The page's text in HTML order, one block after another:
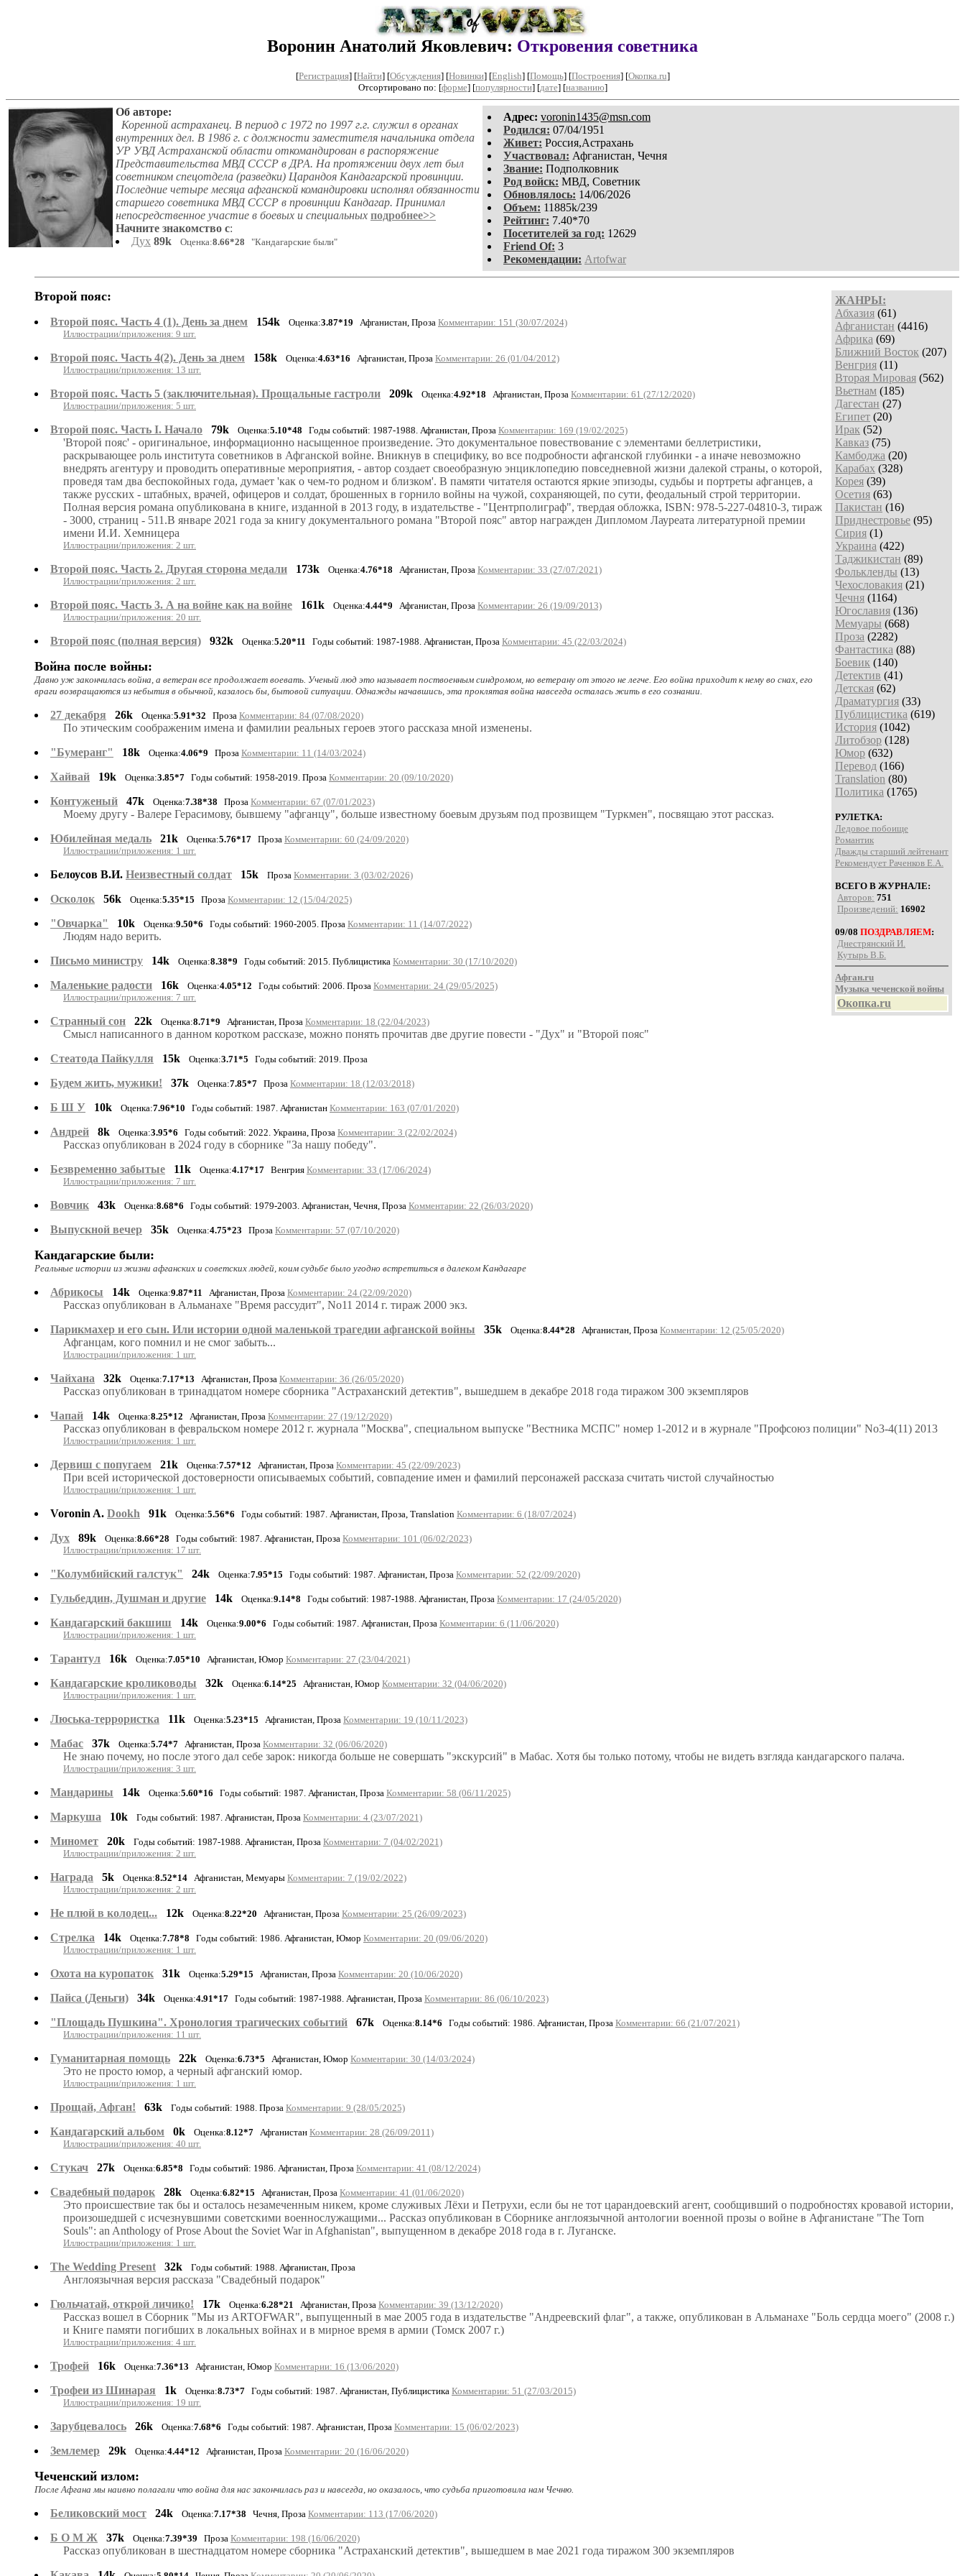
Воронин Анатолий Яковлевич: Откровения советника
[Регистрация] [Найти] [Обсуждения] [Новинки] [English] [Помощь] [Построения] [Окопка.ru]
Отсортировано по: [форме] [популярности] [дате] [названию]
Aдpeс: voronin1435@msn.com
Родился: 07/04/1951
Живет: Россия,Астрахань
Участвовал: Афганистан, Чечня
Звание: Подполковник
Род войск: МВД, Советник
Обновлялось: 14/06/2026
Объем: 11885k/239
Рейтинг: 7.40*70
Посетителей за год: 12629
Friend Of: 3
Рекомендации: Artofwar
Об авторе:
Коренной астраханец. В период с 1972 по 1997 г.г. служил в органах
внутренних дел. В 1986 г. с должности заместителя начальника отдела
УР УВД Астраханской области откомандирован в распоряжение
Представительства МВД СССР в ДРА. На протяжении двух лет был
советником спецотдела (разведки) Царандоя Кандагарской провинции.
Последние четыре месяца афганской командировки исполнял обязанности
старшего советника МВД СССР в провинции Кандагар. Принимал
непосредственное участие в боевых и специальных подробнее>>
Начните знакомство с:
Дух 89k Оценка:8.66*28 "Кандагарские были"
ЖАНРЫ:
Абхазия (61)
Афганистан (4416)
Африка (69)
Ближний Восток (207)
Венгрия (11)
Вторая Мировая (562)
Вьетнам (185)
Дагестан (27)
Египет (20)
Ирак (52)
Кавказ (75)
Камбоджа (20)
Карабах (328)
Корея (39)
Осетия (63)
Пакистан (16)
Приднестровье (95)
Сирия (1)
Украина (422)
Таджикистан (89)
Фолькленды (13)
Чехословакия (21)
Чечня (1164)
Югославия (136)
Мемуары (668)
Проза (2282)
Фантастика (88)
Боевик (140)
Детектив (41)
Детская (62)
Драматургия (33)
Публицистика (619)
История (1042)
Литобзор (128)
Юмор (632)
Перевод (166)
Translation (80)
Политика (1765)
РУЛЕТКА:
Ледовое побоище
Романтик
Дважды старший лейтенант
Рекомендует Раченков Е.А.
ВСЕГО В ЖУРНАЛЕ:
Авторов: 751
Произведений: 16902
09/08 ПОЗДРАВЛЯЕМ:
Днестрянский И.
Кутырь В.Б.
Афган.ru
Музыка чеченской войны
Окопка.ru
Второй пояс:
Второй пояс. Часть 4 (1). День за днем 154k Оценка:3.87*19 Афганистан, Проза Комментарии: 151 (30/07/2024)
Иллюстрации/приложения: 9 шт.
Второй пояс. Часть 4(2). День за днем 158k Оценка:4.63*16 Афганистан, Проза Комментарии: 26 (01/04/2012)
Иллюстрации/приложения: 13 шт.
Второй пояс. Часть 5 (заключительная). Прощальные гастроли 209k Оценка:4.92*18 Афганистан, Проза Комментарии: 61 (27/12/2020)
Иллюстрации/приложения: 5 шт.
Второй пояс. Часть I. Начало 79k Оценка:5.10*48 Годы событий: 1987-1988. Афганистан, Проза Комментарии: 169 (19/02/2025)
'Второй пояс' - оригинальное, информационно насыщенное произведение. Это документальное повествование с элементами беллетристики,
раскрывающее роль института советников в Афганской войне. Вникнув в специфику, во все подробности афганской глубинки - а иначе невозможно
внедрять агентуру и проводить оперативные мероприятия, - автор создает своеобразную энциклопедию повседневной жизни далекой страны, о которой,
проведя там два беспокойных года, думает 'как о чем-то родном и близком'. В памяти читателя остаются яркие эпизоды, судьбы и портреты афганцев, а
также русских - штабных, врачей, офицеров и солдат, брошенных в горнило войны на чужой, сохраняющей, по сути, феодальный строй территории.
Полная версия романа опубликована в книге, изданной в 2013 году, в издательстве - "Центрполиграф", твердая обложка, ISBN: 978-5-227-04810-3, тираж
- 3000, страниц - 511.В январе 2021 года за книгу документального романа "Второй пояс" автор награжден Дипломом Лауреата литературной премии
имени И.И. Хемницера
Иллюстрации/приложения: 2 шт.
Второй пояс. Часть 2. Другая сторона медали 173k Оценка:4.76*18 Афганистан, Проза Комментарии: 33 (27/07/2021)
Иллюстрации/приложения: 2 шт.
Второй пояс. Часть 3. А на войне как на войне 161k Оценка:4.44*9 Афганистан, Проза Комментарии: 26 (19/09/2013)
Иллюстрации/приложения: 20 шт.
Второй пояс (полная версия) 932k Оценка:5.20*11 Годы событий: 1987-1988. Афганистан, Проза Комментарии: 45 (22/03/2024)
Война после войны:
Давно уж закончилась война, а ветеран все продолжает воевать. Ученый люд это называет поствоенным синдромом, но ветерану от этого не легче. Его война приходит к нему во снах, его
враги возвращаются из небытия в обычной, казалось бы, бытовой ситуации. Однажды начавшись, эта проклятая война навсегда осталась жить в его сознании.
27 декабря 26k Оценка:5.91*32 Проза Комментарии: 84 (07/08/2020)
По этическим соображеним имена и фамилии реальных героев этого рассказа мной изменены.
"Бумеранг"
18k Оценка:4.06*9 Проза Комментарии: 11 (14/03/2024)
Хайвай 19k Оценка:3.85*7 Годы событий: 1958-2019. Проза Комментарии: 20 (09/10/2020)
Контуженый 47k Оценка:7.38*38 Проза Комментарии: 67 (07/01/2023)
Моему другу - Валере Герасимову, бывшему "афганцу", больше известному боевым друзьям под прозвищем "Туркмен", посвящаю этот рассказ.
Юбилейная медаль
21k Оценка:5.76*17 Проза Комментарии: 60 (24/09/2020)
Иллюстрации/приложения: 1 шт.
Белоусов В.И. Неизвестный солдат 15k Проза Комментарии: 3 (03/02/2026)
Осколок 56k Оценка:5.35*15 Проза Комментарии: 12 (15/04/2025)
"Овчарка" 10k Оценка:9.50*6 Годы событий: 1960-2005. Проза Комментарии: 11 (14/07/2022)
Людям надо верить.
Письмо министру
14k Оценка:8.38*9 Годы событий: 2015. Публицистика Комментарии: 30 (17/10/2020)
Маленькие радости 16k Оценка:4.05*12 Годы событий: 2006. Проза Комментарии: 24 (29/05/2025)
Иллюстрации/приложения: 7 шт.
Странный сон 22k Оценка:8.71*9 Афганистан, Проза Комментарии: 18 (22/04/2023)
Смысл написанного в данном коротком рассказе, можно понять прочитав две другие повести - "Дух" и "Второй пояс"
Стеатода Пайкулля
15k Оценка:3.71*5 Годы событий: 2019. Проза
Будем жить, мужики! 37k Оценка:7.85*7 Проза Комментарии: 18 (12/03/2018)
Б Ш У 10k Оценка:7.96*10 Годы событий: 1987. Афганистан Комментарии: 163 (07/01/2020)
Андрей 8k Оценка:3.95*6 Годы событий: 2022. Украина, Проза Комментарии: 3 (22/02/2024)
Рассказ опубликован в 2024 году в сборнике "За нашу победу".
Безвременно забытые
11k Оценка:4.17*17 Венгрия Комментарии: 33 (17/06/2024)
Иллюстрации/приложения: 7 шт.
Вовчик 43k Оценка:8.68*6 Годы событий: 1979-2003. Афганистан, Чечня, Проза Комментарии: 22 (26/03/2020)
Выпускной вечер 35k Оценка:4.75*23 Проза Комментарии: 57 (07/10/2020)
Кандагарские были:
Реальные истории из жизни афганских и советских людей, коим судьбе было угодно встретиться в далеком Кандагаре
Абрикосы 14k Оценка:9.87*11 Афганистан, Проза Комментарии: 24 (22/09/2020)
Рассказ опубликован в Альманахе "Время рассудит", No11 2014 г. тираж 2000 экз.
Парикмахер и его сын. Или истории одной маленькой трагедии афганской войны
35k Оценка:8.44*28 Афганистан, Проза Комментарии: 12 (25/05/2020)
Афганцам, кого помнил и не смог забыть...
Иллюстрации/приложения: 1 шт.
Чайхана 32k Оценка:7.17*13 Афганистан, Проза Комментарии: 36 (26/05/2020)
Рассказ опубликован в тринадцатом номере сборника "Астраханский детектив", вышедшем в декабре 2018 года тиражом 300 экземпляров
Чапай
14k Оценка:8.25*12 Афганистан, Проза Комментарии: 27 (19/12/2020)
Рассказ опубликован в февральском номере 2012 г. журнала "Москва", специальном выпуске "Вестника МСПС" номер 1-2012 и в журнале "Профсоюз полиции" No3-4(11) 2013
Иллюстрации/приложения: 1 шт.
Дервиш с попугаем 21k Оценка:7.57*12 Афганистан, Проза Комментарии: 45 (22/09/2023)
При всей исторической достоверности описываемых событий, совпадение имен и фамилий персонажей рассказа считать чистой случайностью
Иллюстрации/приложения: 1 шт.
Voronin A. Dookh 91k Оценка:5.56*6 Годы событий: 1987. Афганистан, Проза, Translation Комментарии: 6 (18/07/2024)
Дух 89k Оценка:8.66*28 Годы событий: 1987. Афганистан, Проза Комментарии: 101 (06/02/2023)
Иллюстрации/приложения: 17 шт.
"Колумбийский галстук" 24k Оценка:7.95*15 Годы событий: 1987. Афганистан, Проза Комментарии: 52 (22/09/2020)
Гульбеддин, Душман и другие 14k Оценка:9.14*8 Годы событий: 1987-1988. Афганистан, Проза Комментарии: 17 (24/05/2020)
Кандагарский бакшиш 14k Оценка:9.00*6 Годы событий: 1987. Афганистан, Проза Комментарии: 6 (11/06/2020)
Иллюстрации/приложения: 1 шт.
Тарантул 16k Оценка:7.05*10 Афганистан, Юмор Комментарии: 27 (23/04/2021)
Кандагарские кролиководы 32k Оценка:6.14*25 Афганистан, Юмор Комментарии: 32 (04/06/2020)
Иллюстрации/приложения: 1 шт.
Люська-террористка 11k Оценка:5.23*15 Афганистан, Проза Комментарии: 19 (10/11/2023)
Мабас 37k Оценка:5.74*7 Афганистан, Проза Комментарии: 32 (06/06/2020)
Не знаю почему, но после этого дал себе зарок: никогда больше не совершать "экскурсий" в Мабас. Хотя бы только потому, чтобы не видеть взгляда кандагарского палача.
Иллюстрации/приложения: 3 шт.
Мандарины 14k Оценка:5.60*16 Годы событий: 1987. Афганистан, Проза Комментарии: 58 (06/11/2025)
Маркуша 10k Годы событий: 1987. Афганистан, Проза Комментарии: 4 (23/07/2021)
Миномет 20k Годы событий: 1987-1988. Афганистан, Проза Комментарии: 7 (04/02/2021)
Иллюстрации/приложения: 2 шт.
Награда 5k Оценка:8.52*14 Афганистан, Мемуары Комментарии: 7 (19/02/2022)
Иллюстрации/приложения: 2 шт.
Не плюй в колодец... 12k Оценка:8.22*20 Афганистан, Проза Комментарии: 25 (26/09/2023)
Стрелка 14k Оценка:7.78*8 Годы событий: 1986. Афганистан, Юмор Комментарии: 20 (09/06/2020)
Иллюстрации/приложения: 1 шт.
Охота на куропаток 31k Оценка:5.29*15 Афганистан, Проза Комментарии: 20 (10/06/2020)
Пайса (Деньги) 34k Оценка:4.91*17 Годы событий: 1987-1988. Афганистан, Проза Комментарии: 86 (06/10/2023)
"Площадь Пушкина". Хронология трагических событий 67k Оценка:8.14*6 Годы событий: 1986. Афганистан, Проза Комментарии: 66 (21/07/2021)
Иллюстрации/приложения: 11 шт.
Гуманитарная помощь 22k Оценка:6.73*5 Афганистан, Юмор Комментарии: 30 (14/03/2024)
Это не просто юмор, а черный афганский юмор.
Иллюстрации/приложения: 1 шт.
Прощай, Афган! 63k Годы событий: 1988. Проза Комментарии: 9 (28/05/2025)
Кандагарский альбом 0k Оценка:8.12*7 Афганистан Комментарии: 28 (26/09/2011)
Иллюстрации/приложения: 40 шт.
Стукач 27k Оценка:6.85*8 Годы событий: 1986. Афганистан, Проза Комментарии: 41 (08/12/2024)
Свадебный подарок 28k Оценка:6.82*15 Афганистан, Проза Комментарии: 41 (01/06/2020)
Это происшествие так бы и осталось незамеченным никем, кроме служивых Лёхи и Петрухи, если бы не тот царандоевский агент, сообщивший о подробностях кровавой истории,
произошедшей с исчезнувшими советскими военнослужащими... Рассказ опубликован в Сборнике англоязычной антологии военной прозы о войне в Афганистане "The Torn
Souls": an Anthology of Prose About the Soviet War in Afghanistan", выпущенном в декабре 2018 года в г. Луганске.
Иллюстрации/приложения: 1 шт.
The Wedding Present 32k Годы событий: 1988. Афганистан, Проза
Англоязычная версия рассказа "Свадебный подарок"
Гюльчатай, открой личико!
17k Оценка:6.28*21 Афганистан, Проза Комментарии: 39 (13/12/2020)
Рассказ вошел в Сборник "Мы из ARTOFWAR", выпущенный в мае 2005 года в издательстве "Андреевский флаг", а также, опубликован в Альманахе "Боль сердца моего" (2008 г.)
и Книге памяти погибших в локальных войнах и в мирное время в армии (Томск 2007 г.)
Иллюстрации/приложения: 4 шт.
Трофей 16k Оценка:7.36*13 Афганистан, Юмор Комментарии: 16 (13/06/2020)
Трофеи из Шинарая 1k Оценка:8.73*7 Годы событий: 1987. Афганистан, Публицистика Комментарии: 51 (27/03/2015)
Иллюстрации/приложения: 19 шт.
Зарубцевалось 26k Оценка:7.68*6 Годы событий: 1987. Афганистан, Проза Комментарии: 15 (06/02/2023)
Землемер 29k Оценка:4.44*12 Афганистан, Проза Комментарии: 20 (16/06/2020)
Чеченский излом:
После Афгана мы наивно полагали что война для нас закончилась раз и навсегда, но оказалось, что судьба приготовила нам Чечню.
Беликовский мост 24k Оценка:7.17*38 Чечня, Проза Комментарии: 113 (17/06/2020)
Б О М Ж 37k Оценка:7.39*39 Проза Комментарии: 198 (16/06/2020)
Рассказ опубликован в шестнадцатом номере сборника "Астраханский детектив", вышедшем в мае 2021 года тиражом 300 экземпляров